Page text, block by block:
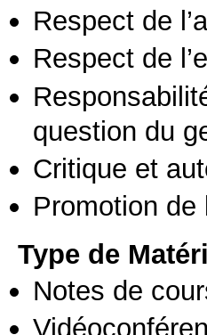
Respect de
Respect de
question du
Critique et
Promotion
Type de
Notes de